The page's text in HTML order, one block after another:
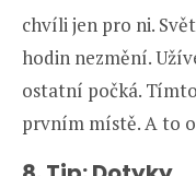
chvíli jen pro ni.
hodin nezmění.
ostatní počká.
prvním místě. A to